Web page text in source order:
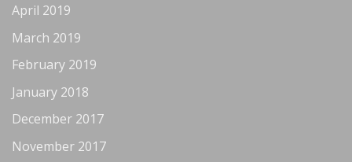
April 2019
March 2019
February 2019
January 2018
December 2017
November 2017